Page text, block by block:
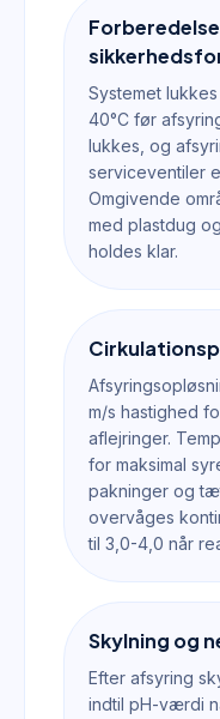
Systemet
40°C før
lukkes, og
serviceventiler
Omgivende
med plastdug
holdes klar.
m/s hastighed
aflejringer.
for maksimal
pakninger og
overvåges
til 3,0-4,0 når
Skylning og
Efter afsyring
indtil pH-værdi